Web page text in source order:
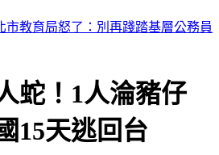
德：成長津貼已編入預算
蛇！1人淪豬仔
15天逃回台